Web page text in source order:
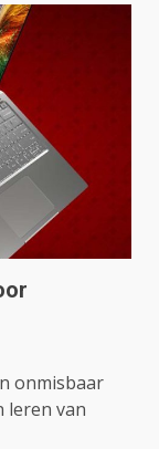
onmisbaar
leren van